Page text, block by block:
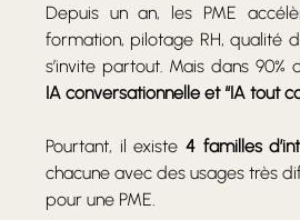
Depuis un an, les PME
formation, pilotage RH, qualité
s’invite partout. Mais dans 90%
IA conversationnelle et “IA tout
Pourtant, il existe 4 familles
chacune avec des usages très
pour une PME.